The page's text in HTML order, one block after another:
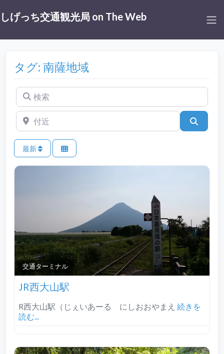
しげっち交通観光局 on The Web
タグ: 南薩地域
検索
付近
最新
交通ターミナル
JR西大山駅
R西大山駅（じぇいあーる にしおおやまえ 続きを
読む...